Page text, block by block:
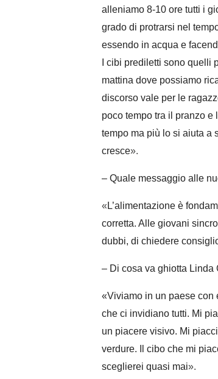
alleniamo 8-10 ore tutti i
grado di protrarsi nel
essendo in acqua e
I cibi prediletti sono
mattina dove possiamo
discorso vale per le
poco tempo tra il pranzo e
tempo ma più lo si aiuta a
cresce».
– Quale messaggio alle
« L’alimentazione è
corretta. Alle giovani
dubbi, di chiedere
– Di cosa va ghiotta Linda
«Viviamo in un paese con
che ci invidiano tutti. Mi
un piacere visivo. Mi
verdure. Il cibo che mi
sceglierei quasi mai».